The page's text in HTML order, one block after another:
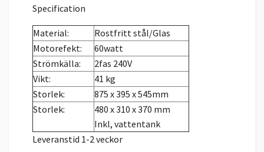
Specification
Material:
Rostfritt stål/Glas
Motorefekt:
60watt
Strömkälla:
2fas 240V
Vikt:
41 kg
Storlek:
875 x 395 x 545mm
Storlek:
480 x 310 x 370 mm
Inkl, vattentank
Leveranstid 1-2 veckor